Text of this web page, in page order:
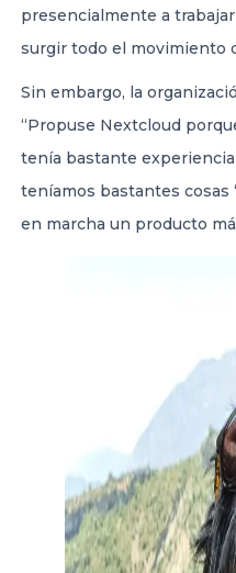
presencialmente a
surgir todo el movimiento
Sin embargo, la
“Propuse Nextcloud
tenía bastante
teníamos bastantes cosas
en marcha un producto